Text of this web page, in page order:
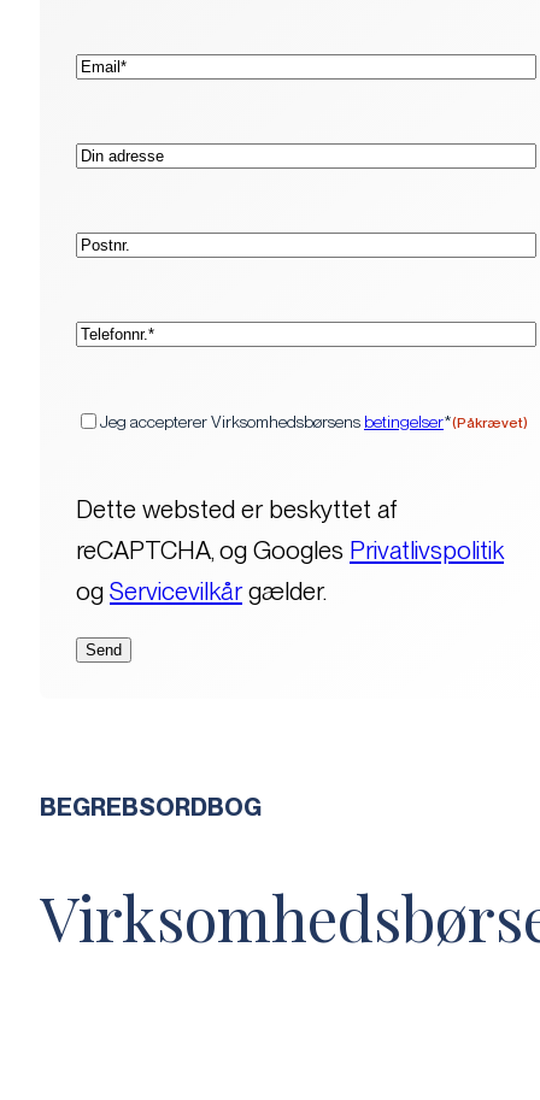
E-
mail*
Adresse
Postnr.
Telefon*
Jeg accepterer Virksomhedsbørsens betingelser*(Påkrævet)
Dette websted er beskyttet af
reCAPTCHA, og Googles Privatlivspolitik
og Servicevilkårgælder.
BEGREBSORDBOG